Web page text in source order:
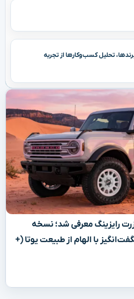
تحلیل کسب‌وکارها از تجربه
رایزینگ معرفی شد؛ نسخه
با الهام از طبیعت یوتا (+